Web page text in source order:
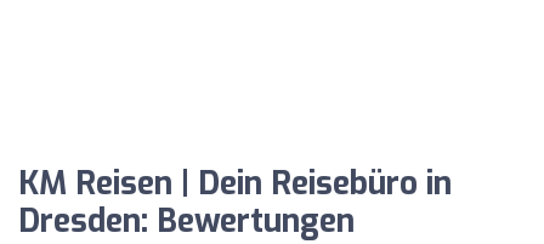
KM Reisen | Dein Reisebüro in
Dresden: Bewertungen